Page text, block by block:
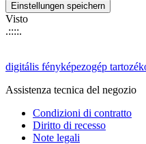
Visto
.::::.
digitális fényképezogép
Assistenza tecnica del negozio
Condizioni di contratto
Diritto di recesso
Note legali